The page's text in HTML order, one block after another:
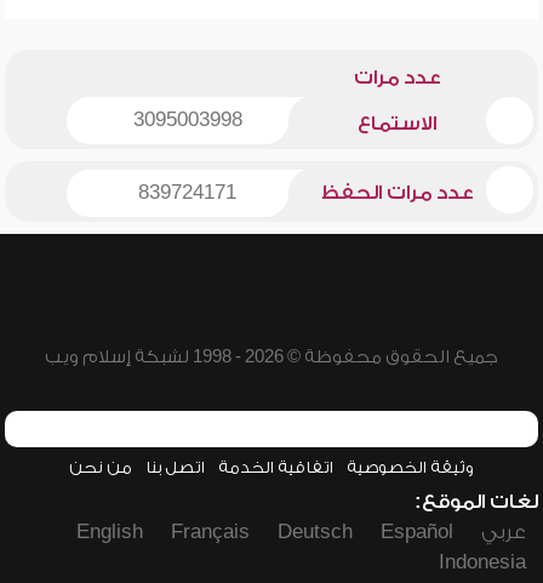
عدد مرات
الاستماع 3095003998
عدد مرات الحفظ 839724171
جميع الحقوق محفوظة © 2026 - 1998 لشبكة إسلام ويب
وثيقة الخصوصية اتفاقية الخدمة اتصل بنا من نحن
لغات الموقع:
عربي
Español
Deutsch
Français
English
Indonesia